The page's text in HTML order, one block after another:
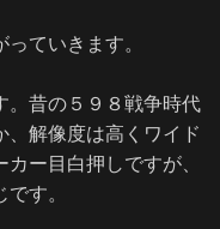
ていきます。
。昔の５９８戦争時代
、解像度は高くワイド
ー目白押しですが、
す。